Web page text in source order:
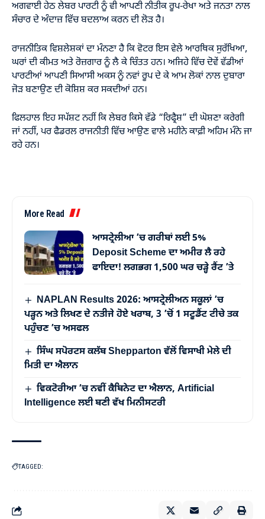
ਅਗਵਾਈ ਹੇਠ ਲੇਬਰ ਪਾਰਟੀ ਨੂੰ ਵੀ ਆਪਣੀ ਨੀਤੀਕ ਰੂਪ-ਰੇਖਾ ਅਤੇ ਜਨਤਾ ਨਾਲ
ਸੰਚਾਰ ਦੇ ਅੰਦਾਜ਼ ਵਿੱਚ ਬਦਲਾਅ ਕਰਨ ਦੀ ਲੋੜ ਹੈ।
ਰਾਜਨੀਤਿਕ ਵਿਸ਼ਲੇਸ਼ਕਾਂ ਦਾ ਮੰਨਣਾ ਹੈ ਕਿ ਵੋਟਰ ਇਸ ਵੇਲੇ ਆਰਥਿਕ ਸੁਰੱਖਿਆ,
ਘਰਾਂ ਦੀ ਕੀਮਤ ਅਤੇ ਰੋਜ਼ਗਾਰ ਨੂੰ ਲੈ ਕੇ ਚਿੰਤਤ ਹਨ। ਅਜਿਹੇ ਵਿੱਚ ਦੋਵੇਂ ਵੱਡੀਆਂ
ਪਾਰਟੀਆਂ ਆਪਣੀ ਸਿਆਸੀ ਅਕਸ ਨੂੰ ਨਵਾਂ ਰੂਪ ਦੇ ਕੇ ਆਮ ਲੋਕਾਂ ਨਾਲ ਦੁਬਾਰਾ
ਜੋੜ ਬਣਾਉਣ ਦੀ ਕੋਸ਼ਿਸ਼ ਕਰ ਸਕਦੀਆਂ ਹਨ।
ਫਿਲਹਾਲ ਇਹ ਸਪੱਸ਼ਟ ਨਹੀਂ ਕਿ ਲੇਬਰ ਕਿਸੇ ਵੱਡੇ “ਰਿਫ੍ਰੈਸ਼” ਦੀ ਘੋਸ਼ਣਾ ਕਰੇਗੀ
ਜਾਂ ਨਹੀਂ, ਪਰ ਫੈਡਰਲ ਰਾਜਨੀਤੀ ਵਿੱਚ ਆਉਣ ਵਾਲੇ ਮਹੀਨੇ ਕਾਫ਼ੀ ਅਹਿਮ ਮੰਨੇ ਜਾ
ਰਹੇ ਹਨ।
More Read
ਆਸਟ੍ਰੇਲੀਆ ’ਚ ਗਰੀਬਾਂ ਲਈ 5%
Deposit Scheme ਦਾ ਅਮੀਰ ਲੈ ਰਹੇ
ਫਾਇਦਾ! ਲਗਭਗ 1,500 ਘਰ ਚੜ੍ਹੇ ਰੈਂਟ ’ਤੇ
NAPLAN Results 2026: ਆਸਟ੍ਰੇਲੀਅਨ ਸਕੂਲਾਂ ’ਚ
ਪੜ੍ਹਨ ਅਤੇ ਲਿਖਣ ਦੇ ਨਤੀਜੇ ਹੋਏ ਖਰਾਬ, 3 ’ਚੋਂ 1 ਸਟੂਡੈਂਟ ਟੀਚੇ ਤਕ
ਪਹੁੰਚਣ ’ਚ ਅਸਫਲ
ਸਿੰਘ ਸਪੋਰਟਸ ਕਲੱਬ Shepparton ਵੱਲੋਂ ਵਿਸਾਖੀ ਮੇਲੇ ਦੀ
ਮਿਤੀ ਦਾ ਐਲਾਨ
ਵਿਕਟੋਰੀਆ ’ਚ ਨਵੀਂ ਕੈਬਿਨੇਟ ਦਾ ਐਲਾਨ, Artificial
Intelligence ਲਈ ਬਣੀ ਵੱਖ ਮਿਨੀਸਟਰੀ
TAGGED: